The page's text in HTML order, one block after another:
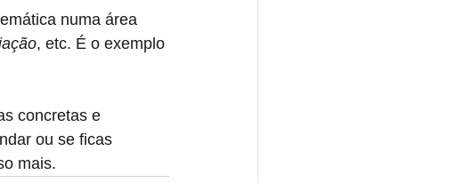
numa área
, etc. É o exemplo
concretas e
ou se ficas
mais.